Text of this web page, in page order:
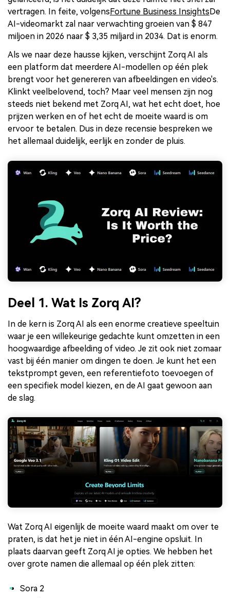
vertragen. In feite, volgensFortune Business InsightsDe
AI-videomarkt zal naar verwachting groeien van $ 847
miljoen in 2026 naar $ 3,35 miljard in 2034. Dat is enorm.
Als we naar deze hausse kijken, verschijnt Zorq AI als
een platform dat meerdere AI-modellen op één plek
brengt voor het genereren van afbeeldingen en video's.
Klinkt veelbelovend, toch? Maar veel mensen zijn nog
steeds niet bekend met Zorq AI, wat het echt doet, hoe
prijzen werken en of het echt de moeite waard is om
ervoor te betalen. Dus in deze recensie bespreken we
het allemaal duidelijk, eerlijk en zonder de pluis.
Deel 1. Wat Is Zorq AI?
In de kern is Zorq AI als een enorme creatieve speeltuin
waar je een willekeurige gedachte kunt omzetten in een
hoogwaardige afbeelding of video. Je zit ook niet zomaar
vast bij één manier om dingen te doen. Je kunt het een
tekstprompt geven, een referentiefoto toevoegen of
een specifiek model kiezen, en de AI gaat gewoon aan
de slag.
Wat Zorq AI eigenlijk de moeite waard maakt om over te
praten, is dat het je niet in één AI-engine opsluit. In
plaats daarvan geeft Zorq AI je opties. We hebben het
over grote namen die allemaal op één plek zitten:
Sora 2